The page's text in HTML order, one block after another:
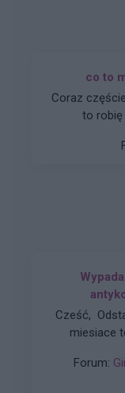
co to
Coraz
to robię
do odbytu.
około 2
Cześć,
miesiace
zwiększone
skory
Forum: